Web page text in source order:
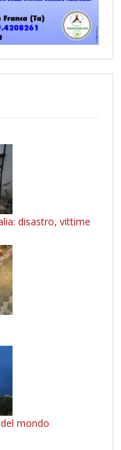
disastro, vittime
mondo